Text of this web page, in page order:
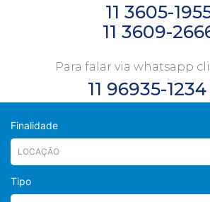
11 3605-
11 3609-
Para falar via whatsapp
11 96935-1234
Finalidade
Tipo